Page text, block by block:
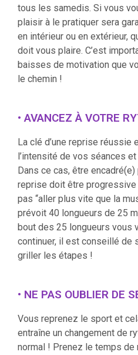
tous les samedis. Si vous
plaisir à le pratiquer sera
en intérieur ou en extérieur,
doit vous plaire. C’est
baisses de motivation que
le chemin !
• AVANCEZ À VOTRE
La clé d’une reprise réussie
l’intensité de vos séances
Dans ce cas, être
reprise doit être
pas “aller plus vite que la
prévoit 40 longueurs de 25
bout des 25 longueurs vous
continuer, il est conseillé de
griller les étapes !
• NE PAS OUBLIER DE
Vous reprenez le sport et
entraîne un changement de
normal ! Prenez le temps de